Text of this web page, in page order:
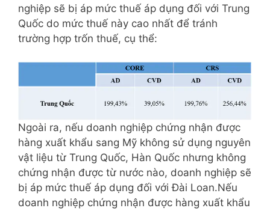
nghiệp sẽ bị áp mức thuế áp dụng đối với Trung
Quốc do mức thuế này cao nhất để tránh
trường hợp trốn thuế, cụ thể:
Ngoài ra, nếu doanh nghiệp chứng nhận được
hàng xuất khẩu sang Mỹ không sử dụng nguyên
vật liệu từ Trung Quốc, Hàn Quốc nhưng không
chứng nhận được từ nước nào, doanh nghiệp sẽ
bị áp mức thuế áp dụng đối với Đài Loan.Nếu
doanh nghiệp chứng nhận được hàng xuất khẩu